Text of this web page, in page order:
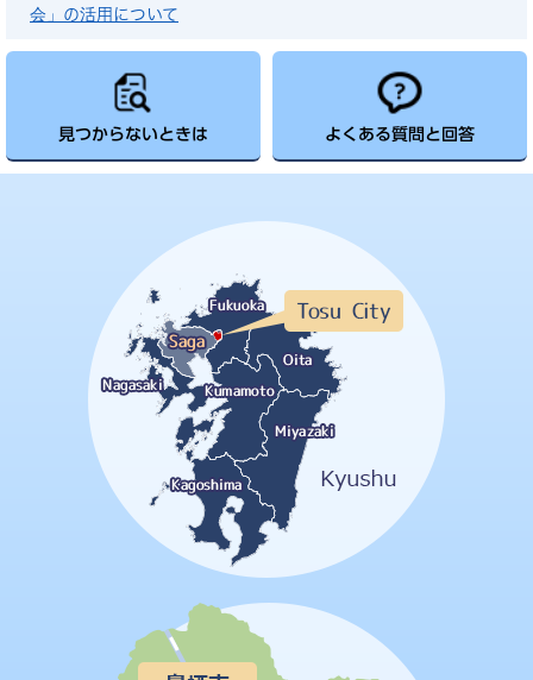
会」の活用について
見つからないときは よくある質問と回答